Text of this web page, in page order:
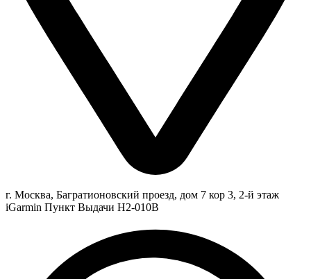
г. Москва, Багратионовский проезд, дом 7 кор 3, 2-й этаж
iGarmin Пункт Выдачи Н2-010В